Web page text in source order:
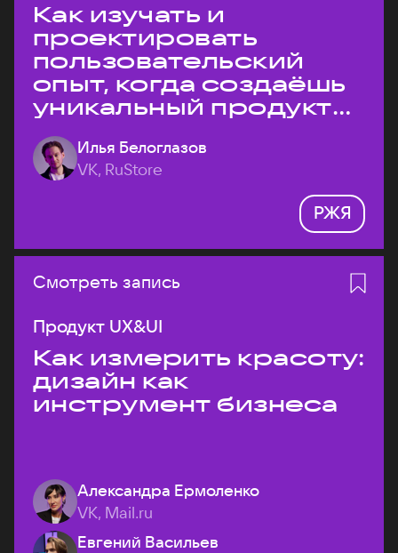
Как изучать и
проектировать
пользовательский
опыт, когда создаёшь
уникальный продукт
на рынке?
Илья Белоглазов
VK, RuStore
РЖЯ
Смотреть запись
Продукт UX&UI
Как измерить красоту:
дизайн как
инструмент бизнеса
Александра Ермоленко
VK, Mail.ru
Евгений Васильев